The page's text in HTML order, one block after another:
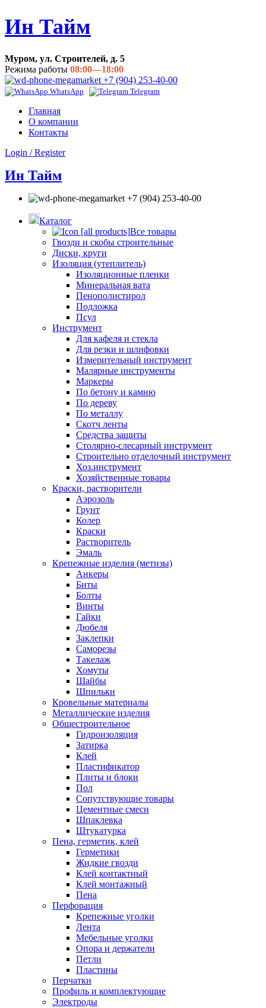
Ин Тайм
Муром, ул. Строителей, д. 5
Режима работы 08:00—18:00
+7 (904) 253-40-00
WhatsApp Telegram
Главная
О компании
Контакты
Login / Register
Ин Тайм
+7 (904) 253-40-00
Каталог
Все товары
Гвозди и скобы строительные
Диски, круги
Изоляция (утеплитель)
Изоляционные пленки
Минеральная вата
Пенополистирол
Подложка
Псул
Инструмент
Для кафеля и стекла
Для резки и шлифовки
Измерительный инструмент
Малярные инструменты
Маркеры
По бетону и камню
По дереву
По металлу
Скотч ленты
Средства защиты
Столярно-слесарный инструмент
Строительно отделочный инструмент
Хоз.инструмент
Хозяйственные товары
Краски, растворители
Аэрозоль
Грунт
Колер
Краски
Растворитель
Эмаль
Крепежные изделия (метизы)
Анкеры
Биты
Болты
Винты
Гайки
Дюбеля
Заклепки
Саморезы
Такелаж
Хомуты
Шайбы
Шпильки
Кровельные материалы
Металлические изделия
Общестроительное
Гидроизоляция
Затирка
Клей
Пластификатор
Плиты и блоки
Пол
Сопутствующие товары
Цементные смеси
Шпаклевка
Штукатурка
Пена, герметик, клей
Герметики
Жидкие гвозди
Клей контактный
Клей монтажный
Пена
Перфорация
Крепежные уголки
Лента
Мебельные уголки
Опора и держатели
Петли
Пластины
Перчатки
Профиль и комплектующие
Электроды